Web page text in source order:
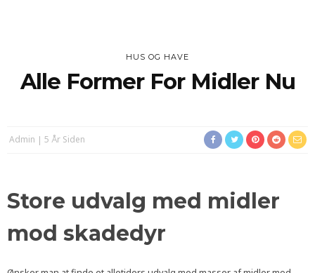
HUS OG HAVE
Alle Former For Midler Nu
Admin 5 År Siden
Store udvalg med midler
mod skadedyr